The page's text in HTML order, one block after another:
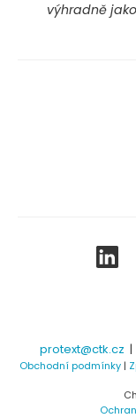
výhradně
protext@ctk.cz |
Obchodní podmínky|